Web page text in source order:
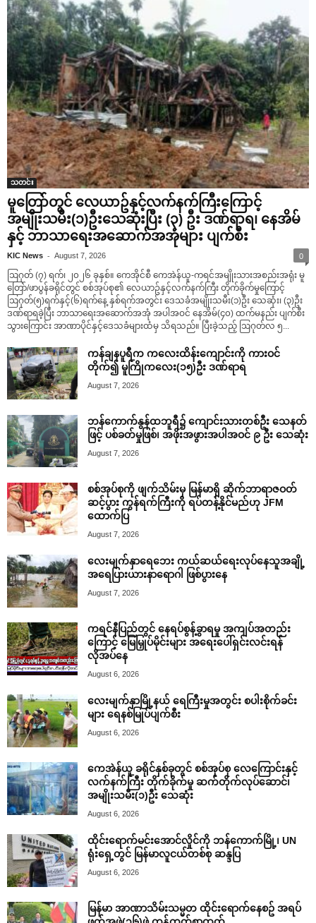
သတင်း
မူတြော်တွင် လေယာဥ်နှင့်လက်နက်ကြီးကြောင့်
အမျိုးသမီး(၁)ဦးသေဆုံးပြီး (၃) ဦး ဒဏ်ရာရ၊ နေအိမ်
နှင့် ဘာသာရေးအဆောက်အအုံများ ပျက်စီး
KIC News - August 7, 2026 0
ဩဂုတ် (၇) ရက်၊ ၂၀၂၆ ခုနှစ်။ ကေအိုင်စီ ကေအဲန်ယူ-ကရင်အမျိုးသားအစည်းအရုံး မူ
တြော်/ဖာပွန်ခရိုင်တွင် စစ်အုပ်စု၏ လေယာဥ်နှင့်လက်နက်ကြီး တိုက်ခိုက်မှုကြောင့်
ဩဂုတ်(၅)ရက်နှင့်(၆)ရက်နေ့ နှစ်ရက်အတွင်း ဒေသခံအမျိုးသမီး(၁)ဦး သေဆုံး၊ (၃)ဦး
ဒဏ်ရာရခဲ့ပြီး ဘာသာရေးအဆောက်အအုံ အပါအဝင် နေအိမ်(၄၀) ထက်မနည်း ပျက်စီး
သွားကြောင်း အာဏာပိုင်နှင့်ဒေသခံများထံမှ သိရသည်။ ပြီးခဲ့သည့် ဩဂုတ်လ ၅...
ကန်ချနပူရီက ကလေးထိန်းကျောင်းကို ကားဝင်
တိုက်၍ မူကြိုကလေး(၁၅)ဦး ဒဏ်ရာရ
August 7, 2026
ဘန်ကောက်နွန်ထဘူရီ၌ ကျောင်းသားတစ်ဦး သေနတ်
ဖြင့် ပစ်ခတ်မှုဖြစ်၊ အဖိုးအဖွားအပါအဝင် ၉ ဦး သေဆုံး
August 7, 2026
စစ်အုပ်စုကို ဖျက်သိမ်းမှ မြန်မာရှိ ဆိုက်ဘာရာဇဝတ်
ဆင့်ပွား ကွန်ရက်ကြီးကို ရပ်တန့်နိုင်မည်ဟု JFM
ထောက်ပြ
August 7, 2026
လေးမျက်နှာရေဘေး ကယ်ဆယ်ရေးလုပ်နေသူအချို့
အရေပြားယားနာရောဂါ ဖြစ်ပွားနေ
August 7, 2026
ကရင်နီပြည်တွင် နေရပ်စွန့်ခွာရမှု အကျပ်အတည်း
ကြောင့် မြေမြှုပ်မိုင်းများ အရေးပေါ်ရှင်းလင်းရန်
လိုအပ်နေ
August 6, 2026
လေးမျက်နှာမြို့နယ် ရေကြီးမှုအတွင်း စပါးစိုက်ခင်း
များ ရေနစ်မြုပ်ပျက်စီး
August 6, 2026
ကေအဲန်ယူ ခရိုင်နှစ်ခုတွင် စစ်အုပ်စု လေကြောင်းနှင့်
လက်နက်ကြီး တိုက်ခိုက်မှု ဆက်တိုက်လုပ်ဆောင်၊
အမျိုးသမီး(၁)ဦး သေဆုံး
August 6, 2026
ထိုင်းရောက်မင်းအောင်လှိုင်ကို ဘန်ကောက်မြို့၊ UN
ရုံးရှေ့တွင် မြန်မာလူငယ်တစ်စု ဆန္ဒပြ
August 6, 2026
မြန်မာ အာဏာသိမ်းသမ္မတ ထိုင်းရောက်နေစဥ် အရပ်